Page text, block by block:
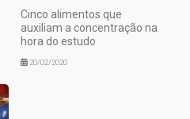
Cinco alimentos que
auxiliam a concentração na
hora do estudo
20/02/2020